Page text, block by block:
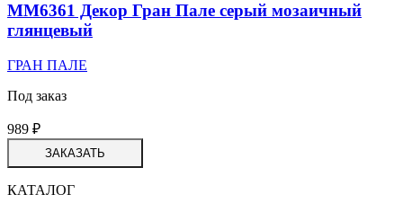
MM6361 Декор Гран Пале серый мозаичный
глянцевый
ГРАН ПАЛЕ
Под заказ
989 ₽
ЗАКАЗАТЬ
КАТАЛОГ